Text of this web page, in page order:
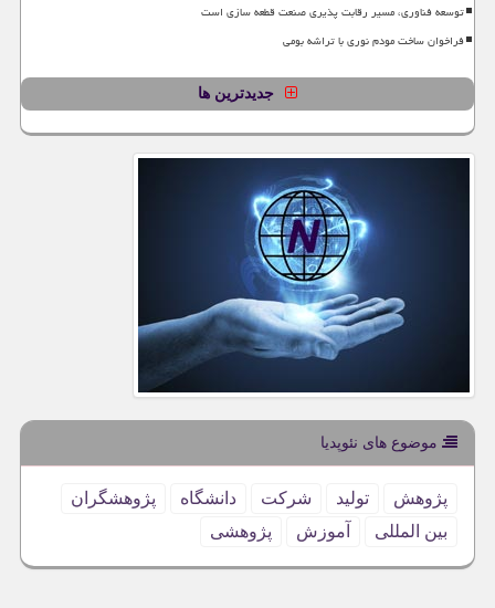
توسعه فناوری، مسیر رقابت پذیری صنعت قطعه سازی است
فراخوان ساخت مودم نوری با تراشه بومی
جدیدترین ها
موضوع های نئوپدیا
پژوهش تولید شركت دانشگاه
پژوهشگران
بین المللی
آموزش پژوهشی